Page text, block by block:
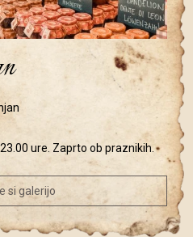
ure. Zaprto ob praznikih.
si galerijo